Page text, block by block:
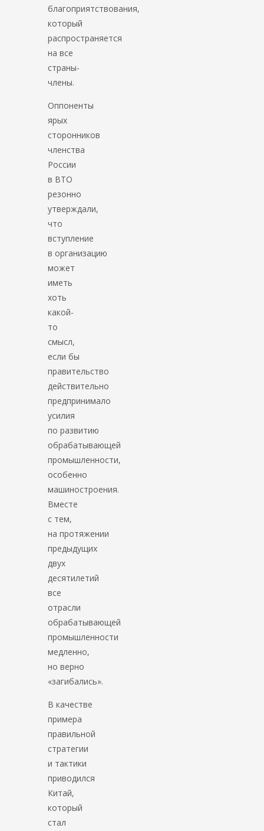
благоприятствования,
который
распространяется
на все
страны-
члены.
Оппоненты
ярых
сторонников
членства
России
в ВТО
резонно
утверждали,
что
вступление
в организацию
может
иметь
хоть
какой-
то
смысл,
если бы
правительство
действительно
предпринимало
усилия
по развитию
обрабатывающей
промышленности,
особенно
машиностроения.
Вместе
с тем,
на протяжении
предыдущих
двух
десятилетий
все
отрасли
обрабатывающей
промышленности
медленно,
но верно
«загибались».
В качестве
примера
правильной
стратегии
и тактики
приводился
Китай,
который
стал